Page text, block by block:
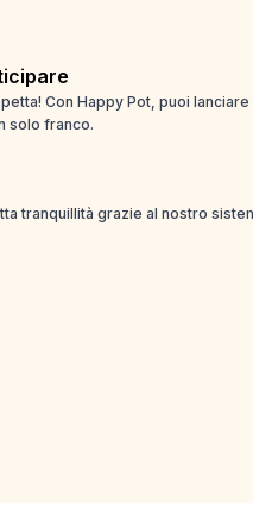
Con Happy Pot, puoi lanciare
solo franco.
tranquillità grazie al nostro